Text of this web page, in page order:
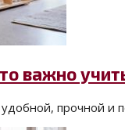
важно
прочной и